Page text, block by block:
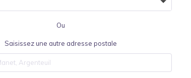
Ou
Saisissez une autre adresse postale